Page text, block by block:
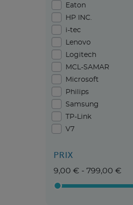
Eaton
HP INC.
i-tec
Lenovo
Logitech
MCL-SAMAR
Microsoft
Philips
Samsung
TP-Link
V7
PRIX
9,00 € - 799,00 €